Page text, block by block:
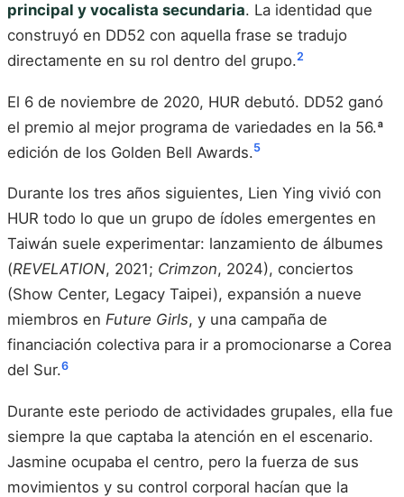
principal y vocalista secundaria. La identidad que
construyó en DD52 con aquella frase se tradujo
directamente en su rol dentro del grupo.2
El 6 de noviembre de 2020, HUR debutó. DD52 ganó
el premio al mejor programa de variedades en la 56.ª
edición de los Golden Bell Awards.5
Durante los tres años siguientes, Lien Ying vivió con
HUR todo lo que un grupo de ídoles emergentes en
Taiwán suele experimentar: lanzamiento de álbumes
(REVELATION, 2021; Crimzon, 2024), conciertos
(Show Center, Legacy Taipei), expansión a nueve
miembros en Future Girls, y una campaña de
financiación colectiva para ir a promocionarse a Corea
del Sur.6
Durante este periodo de actividades grupales, ella fue
siempre la que captaba la atención en el escenario.
Jasmine ocupaba el centro, pero la fuerza de sus
movimientos y su control corporal hacían que la